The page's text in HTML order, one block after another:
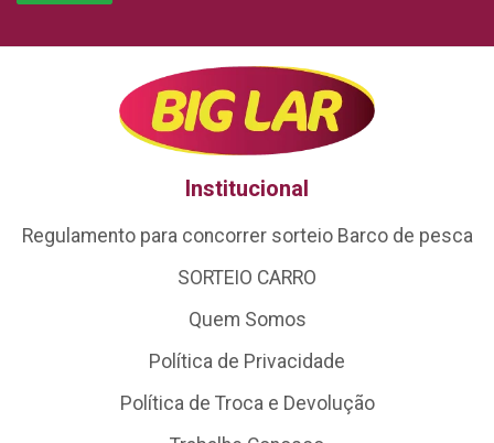
Institucional
Regulamento para concorrer sorteio Barco de pesca
SORTEIO CARRO
Quem Somos
Política de Privacidade
Política de Troca e Devolução